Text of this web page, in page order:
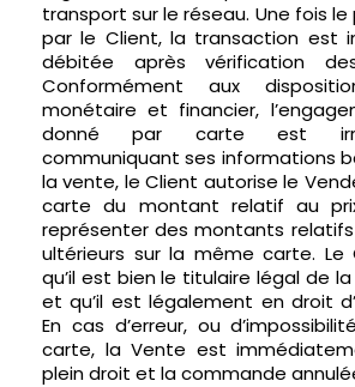
transport sur le réseau. Une fois
par le Client, la transaction est
débitée après vérification
Conformément aux
monétaire et financier,
donné par carte est
communiquant ses informations
la vente, le Client autorise le
carte du montant relatif au
représenter des montants
ultérieurs sur la même carte. Le
qu’il est bien le titulaire légal de
et qu’il est légalement en droit
En cas d’erreur, ou
carte, la Vente est
plein droit et la commande